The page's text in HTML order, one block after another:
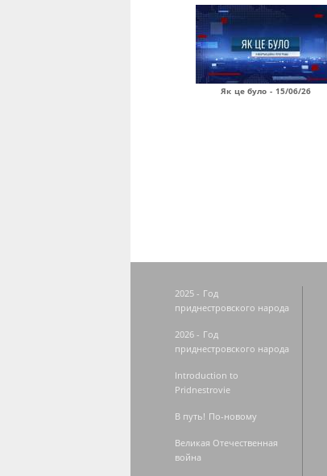
Як це було - 15/06/26
2025 - Год
приднестровского народа
2026 - Год
приднестровского народа
Introduction to
Pridnestrovie
В путь! По-новому
Великая Отечественная
война